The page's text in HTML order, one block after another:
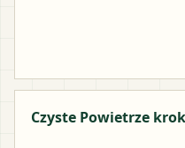
Czyste Powietrze